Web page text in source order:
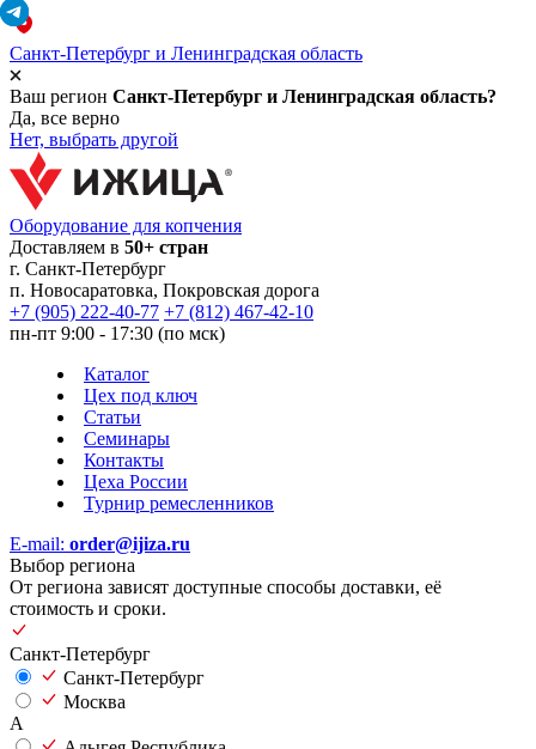
Санкт-Петербург и Ленинградская область
Ваш регион Санкт-Петербург и Ленинградская область?
Да, все верно
Нет, выбрать другой
Оборудование для копчения
Доставляем в 50+ стран
г. Санкт-Петербург
п. Новосаратовка, Покровская дорога
+7 (905) 222-40-77 +7 (812) 467-42-10
пн-пт 9:00 - 17:30 (по мск)
Каталог
Цех под ключ
Статьи
Семинары
Контакты
Цеха России
Турнир ремесленников
E-mail: order@ijiza.ru
Выбор региона
От региона зависят доступные способы доставки, её
стоимость и сроки.
Санкт-Петербург
Санкт-Петербург
Москва
А